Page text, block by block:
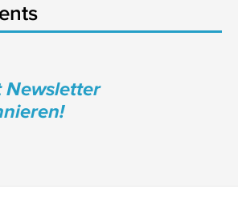
Newsletter